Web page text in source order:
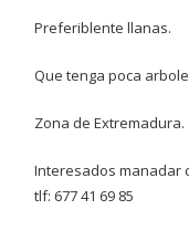
Preferiblente llanas.
Que tenga poca
Zona de Extremadura.
Interesados manadar
tlf: 677 41 69 85